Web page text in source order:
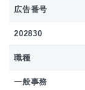
広告番号
202830
職種
一般事務